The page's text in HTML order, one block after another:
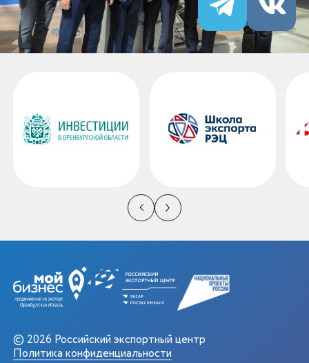
© 2026 Российский экспортный центр
Политика конфиденциальности